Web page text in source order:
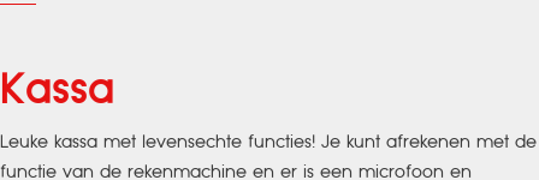
Kassa
Leuke kassa met levensechte functies! Je kunt afrekenen met de
functie van de rekenmachine en er is een microfoon en